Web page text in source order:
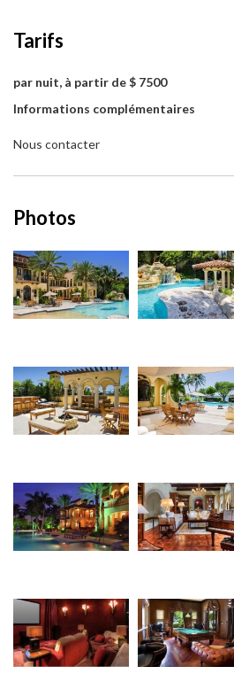
Tarifs
par nuit, à partir de $ 7500
Informations complémentaires
Nous contacter
Photos